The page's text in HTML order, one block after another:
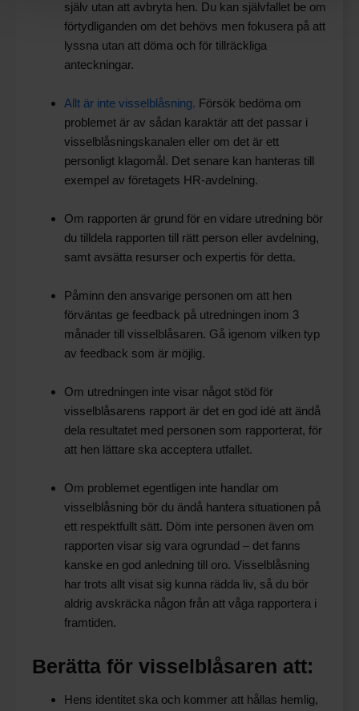
själv utan att avbryta hen. Du kan självfallet be om
förtydliganden om det behövs men fokusera på att
lyssna utan att döma och för tillräckliga
anteckningar.
Allt är inte visselblåsning. Försök bedöma om
problemet är av sådan karaktär att det passar i
visselblåsningskanalen eller om det är ett
personligt klagomål. Det senare kan hanteras till
exempel av företagets HR-avdelning.
Om rapporten är grund för en vidare utredning bör
du tilldela rapporten till rätt person eller avdelning,
samt avsätta resurser och expertis för detta.
Påminn den ansvarige personen om att hen
förväntas ge feedback på utredningen inom 3
månader till visselblåsaren. Gå igenom vilken typ
av feedback som är möjlig.
Om utredningen inte visar något stöd för
visselblåsarens rapport är det en god idé att ändå
dela resultatet med personen som rapporterat, för
att hen lättare ska acceptera utfallet.
Om problemet egentligen inte handlar om
visselblåsning bör du ändå hantera situationen på
ett respektfullt sätt. Döm inte personen även om
rapporten visar sig vara ogrundad – det fanns
kanske en god anledning till oro. Visselblåsning
har trots allt visat sig kunna rädda liv, så du bör
aldrig avskräcka någon från att våga rapportera i
framtiden.
Berätta för visselblåsaren att:
Hens identitet ska och kommer att hållas hemlig,